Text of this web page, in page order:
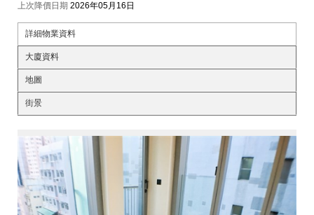
上次降價日期 2026年05月16日
詳細物業資料
大廈資料
地圖
街景